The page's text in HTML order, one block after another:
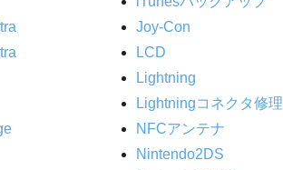
Joy-Con
LCD
Lightning
Lightningコネクタ修理
NFCアンテナ
Nintendo2DS